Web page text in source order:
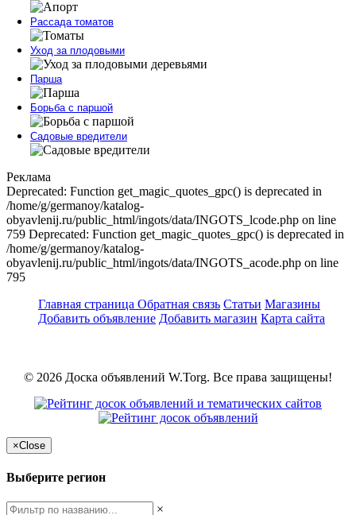
Рассада томатов
Уход за плодовыми
Парша
Борьба с паршой
Садовые вредители
Реклама
Deprecated: Function get_magic_quotes_gpc() is deprecated in
/home/g/germanoy/katalog-
obyavlenij.ru/public_html/ingots/data/INGOTS_lcode.php on line
759 Deprecated: Function get_magic_quotes_gpc() is deprecated in
/home/g/germanoy/katalog-
obyavlenij.ru/public_html/ingots/data/INGOTS_acode.php on line
795
Главная страница Обратная связь Статьи Магазины
Добавить объявление Добавить магазин Карта сайта
© 2026 Доска объявлений W.Torg. Все права защищены!
×Close
Выберите регион
×